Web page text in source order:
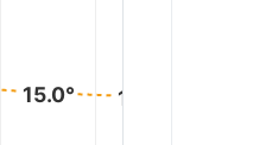
15.0° 15.0°